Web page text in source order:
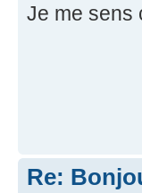
Je me sens
Re: